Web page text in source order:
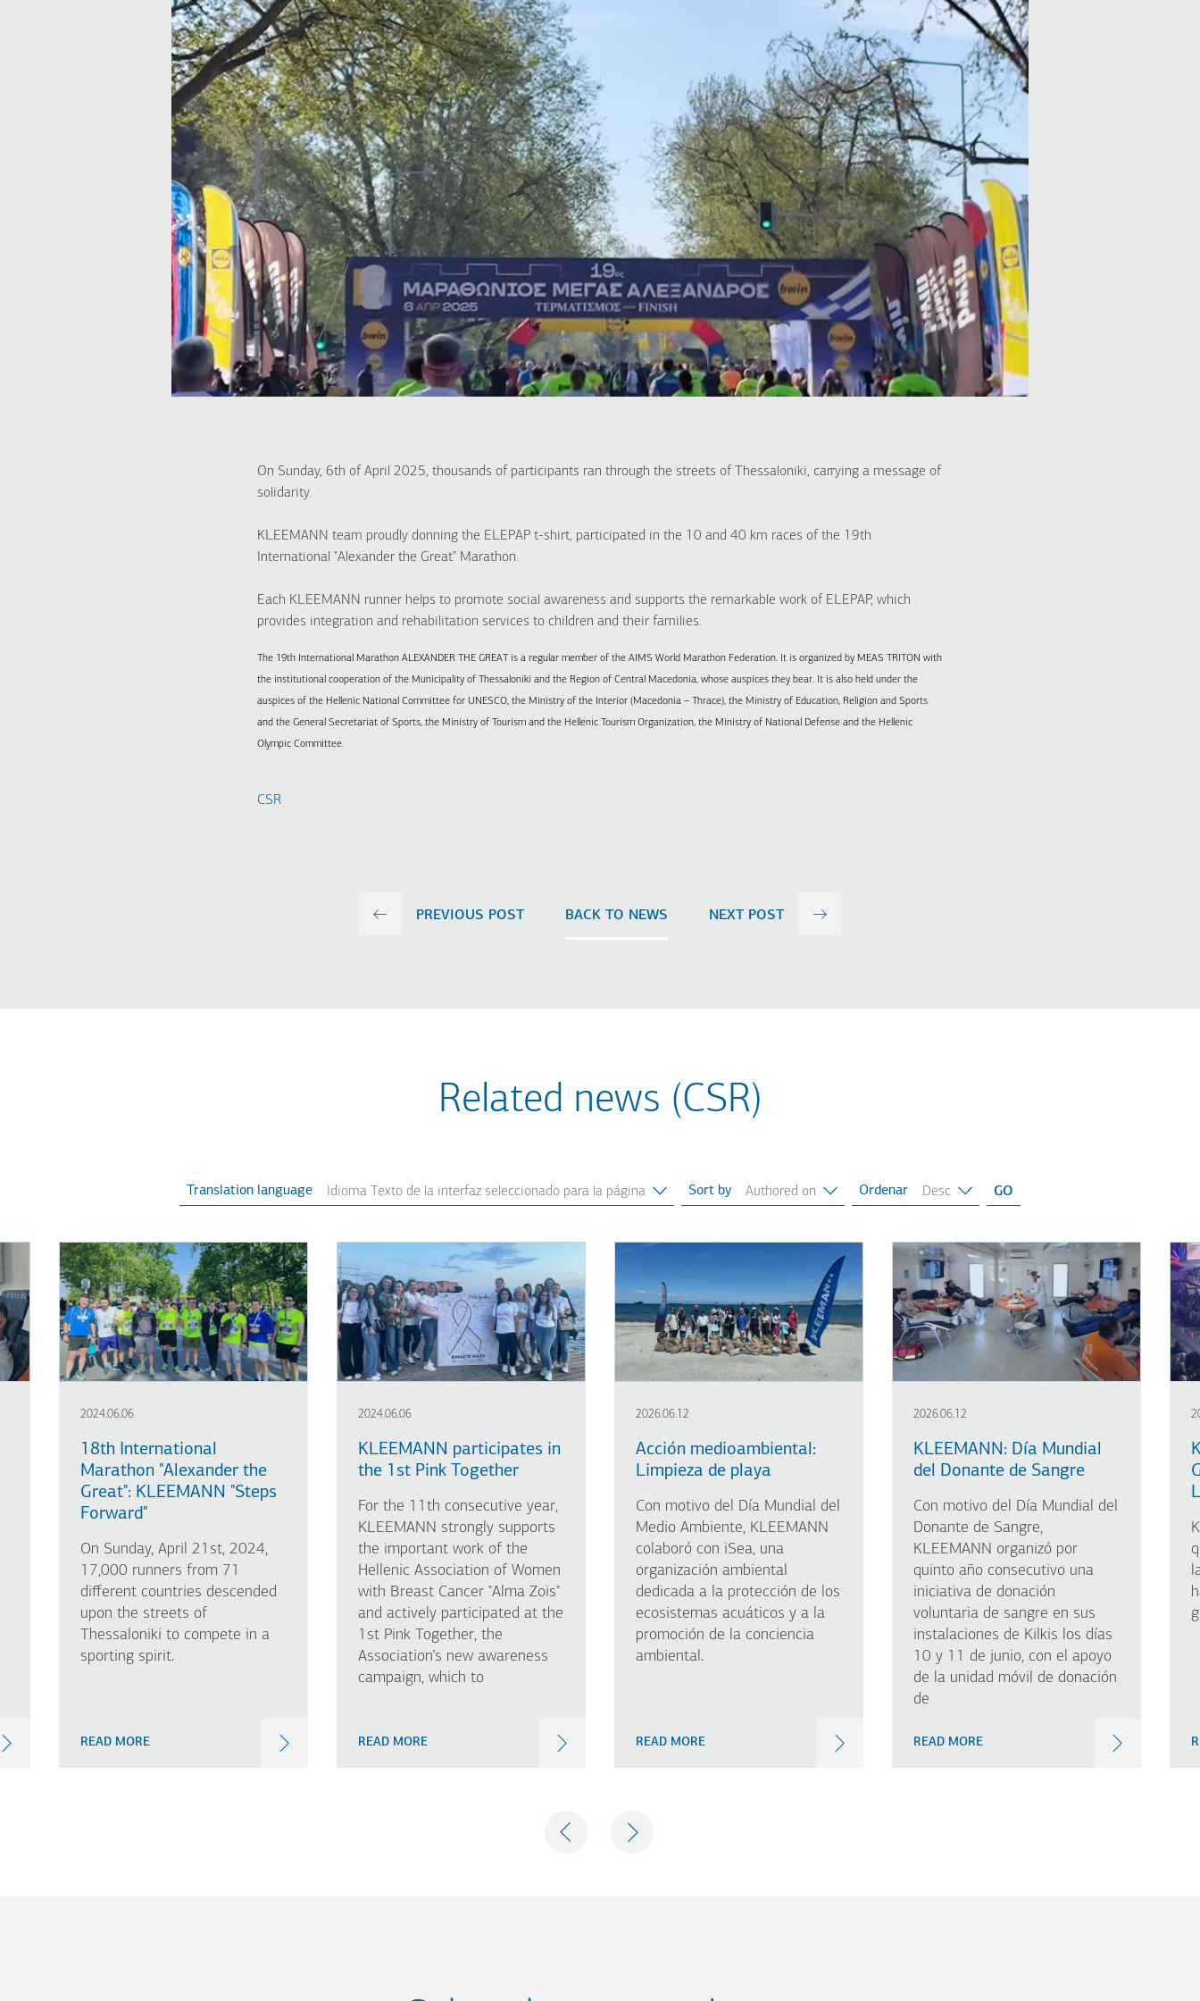
On Sunday, 6th of April 2025, thousands of participants ran through the streets of Thessaloniki, carrying a message of
solidarity.
KLEEMANN team proudly donning the ELEPAP t-shirt, participated in the 10 and 40 km races of the 19th
International "Alexander the Great" Marathon.
Each KLEEMANN runner helps to promote social awareness and supports the remarkable work of ELEPAP, which
provides integration and rehabilitation services to children and their families.
The 19th International Marathon ALEXANDER THE GREAT is a regular member of the AIMS World Marathon Federation. It is organized by MEAS TRITON with
the institutional cooperation of the Municipality of Thessaloniki and the Region of Central Macedonia, whose auspices they bear. It is also held under the
auspices of the Hellenic National Committee for UNESCO, the Ministry of the Interior (Macedonia – Thrace), the Ministry of Education, Religion and Sports
and the General Secretariat of Sports, the Ministry of Tourism and the Hellenic Tourism Organization, the Ministry of National Defense and the Hellenic
Olympic Committee.
CSR
PREVIOUS POST BACK TO NEWS NEXT POST
Related news (CSR)
Translation language Sort by Ordenar
2024.06.06
18th International
Marathon "Alexander the
Great": KLEEMANN "Steps
Forward"
On Sunday, April 21st, 2024,
17,000 runners from 71
different countries descended
upon the streets of
Thessaloniki to compete in a
sporting spirit.
READ MORE
2024.06.06
KLEEMANN participates in
the 1st Pink Together
For the 11th consecutive year,
KLEEMANN strongly supports
the important work of the
Hellenic Association of Women
with Breast Cancer "Alma Zois"
and actively participated at the
1st Pink Together, the
Association’s new awareness
campaign, which to
READ MORE
2026.06.12
Acción medioambiental:
Limpieza de playa
Con motivo del Día Mundial del
Medio Ambiente, KLEEMANN
colaboró con iSea, una
organización ambiental
dedicada a la protección de los
ecosistemas acuáticos y a la
promoción de la conciencia
ambiental.
READ MORE
2026.06.12
KLEEMANN: Día Mundial
del Donante de Sangre
Con motivo del Día Mundial del
Donante de Sangre,
KLEEMANN organizó por
quinto año consecutivo una
iniciativa de donación
voluntaria de sangre en sus
instalaciones de Kilkis los días
10 y 11 de junio, con el apoyo
de la unidad móvil de donación
de
READ MORE